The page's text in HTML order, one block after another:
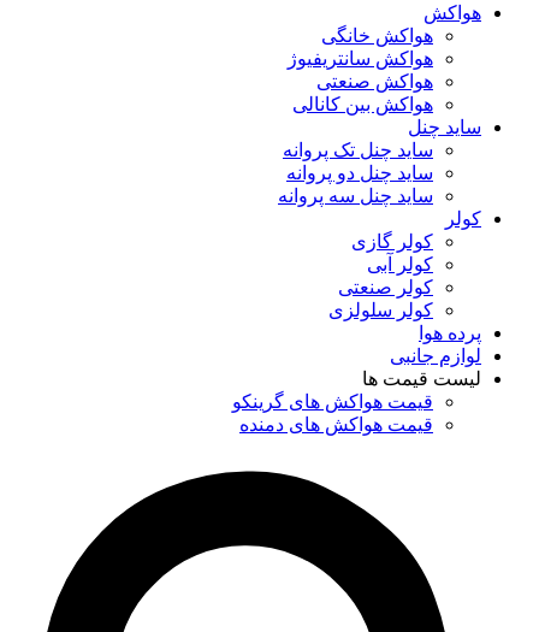
هواکش
هواکش خانگی
هواکش سانتریفیوژ
هواکش صنعتی
هواکش بین کانالی
ساید چنل
ساید چنل تک پروانه
ساید چنل دو پروانه
ساید چنل سه پروانه
کولر
کولر گازی
کولر آبی
کولر صنعتی
کولر سلولزی
پرده هوا
لوازم جانبی
لیست قیمت ها
قیمت هواکش های گرینکو
قیمت هواکش های دمنده